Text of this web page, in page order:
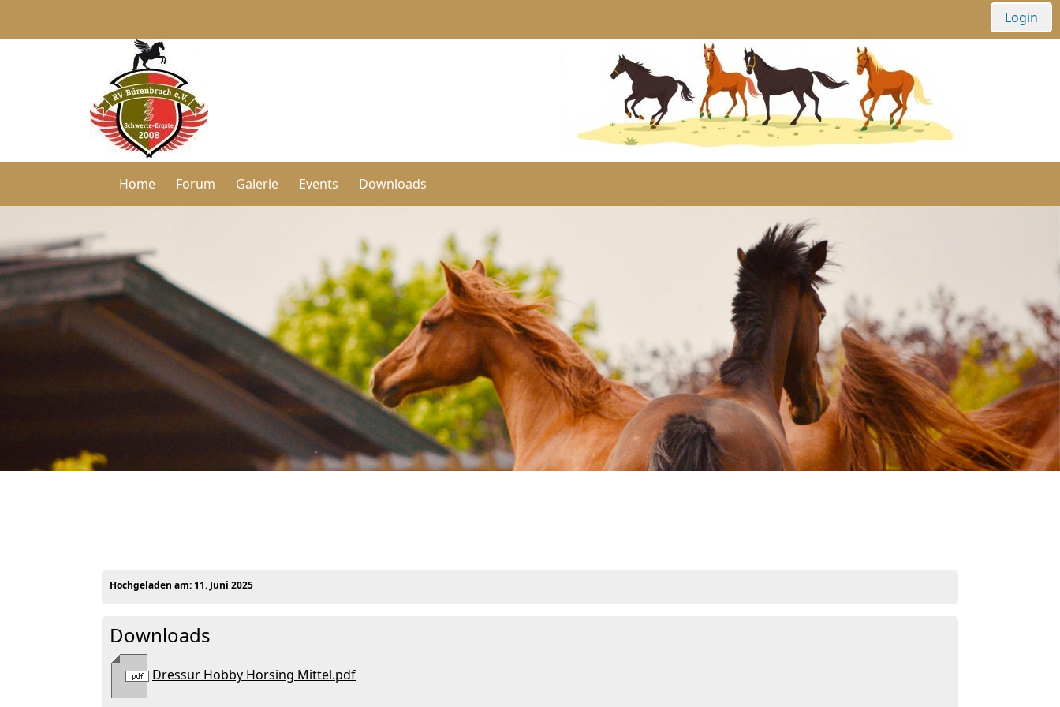
Login
Home Forum Galerie Events Downloads
Hochgeladen am: 11. Juni 2025
Downloads
Dressur Hobby Horsing Mittel.pdf